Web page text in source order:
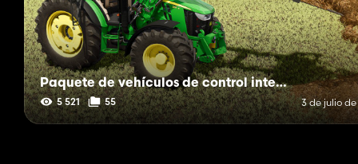
Paquete de vehículos de control interactivo
5 521 55 3 de julio